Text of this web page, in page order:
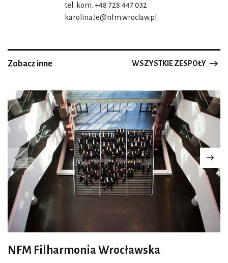
tel. kom. +48 728 447 032
karolina.le@nfm.wroclaw.pl
Zobacz inne WSZYSTKIE ZESPOŁY
NFM Filharmonia Wrocławska